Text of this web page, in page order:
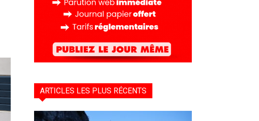
ARTICLES LES PLUS RÉCENTS